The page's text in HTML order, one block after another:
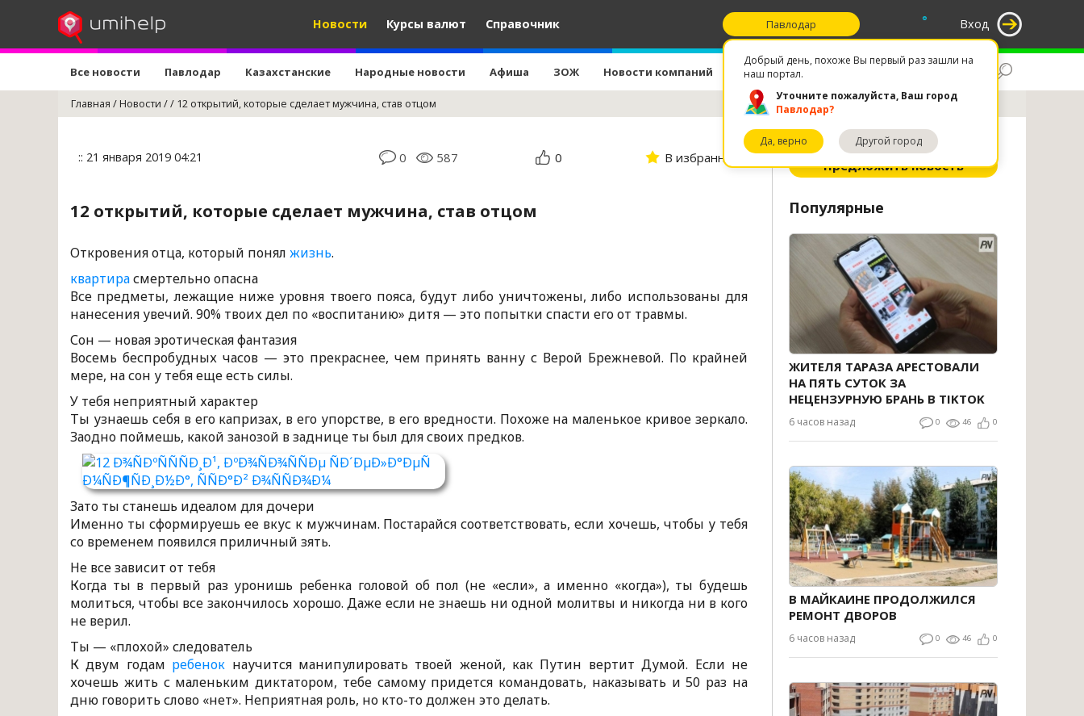
Новости Курсы валют Справочник Вход
°
Павлодар
Добрый день, похоже Вы первый раз зашли на
наш портал.
Уточните пожалуйста, Ваш город
Павлодар?
Да, верно Другой город
Все новости Павлодар Казахстанские Народные новости Афиша ЗОЖ Новости компаний Избранное
Главная /Новости // 12 открытий, которые сделает мужчина, став отцом
Предложить новость
Популярные
ЖИТЕЛЯ ТАРАЗА АРЕСТОВАЛИ
НА ПЯТЬ СУТОК ЗА
НЕЦЕНЗУРНУЮ БРАНЬ В TIKTOK
6 часов назад 0 46 0
В МАЙКАИНЕ ПРОДОЛЖИЛСЯ
РЕМОНТ ДВОРОВ
6 часов назад 0 46 0
:: 21 января 2019 04:21 0 587 0 В избранное
12 открытий, которые сделает мужчина, став отцом
Откровения отца, который понял жизнь.
квартирасмертельно опасна
Все предметы, лежащие ниже уровня твоего пояса, будут либо уничтожены, либо использованы для
нанесения увечий. 90% твоих дел по «воспитанию» дитя — это попытки спасти его от травмы.
Сон — новая эротическая фантазия
Восемь беспробудных часов — это прекраснее, чем принять ванну с Верой Брежневой. По крайней
мере, на сон у тебя еще есть силы.
У тебя неприятный характер
Ты узнаешь себя в его капризах, в его упорстве, в его вредности. Похоже на маленькое кривое зеркало.
Заодно поймешь, какой занозой в заднице ты был для своих предков.
Зато ты станешь идеалом для дочери
Именно ты сформируешь ее вкус к мужчинам. Постарайся соответствовать, если хочешь, чтобы у тебя
со временем появился приличный зять.
Не все зависит от тебя
Когда ты в первый раз уронишь ребенка головой об пол (не «если», а именно «когда»), ты будешь
молиться, чтобы все закончилось хорошо. Даже если не знаешь ни одной молитвы и никогда ни в кого
не верил.
Ты — «плохой» следователь
К двум годам ребенок научится манипулировать твоей женой, как Путин вертит Думой. Если не
хочешь жить с маленьким диктатором, тебе самому придется командовать, наказывать и 50 раз на
дню говорить слово «нет». Неприятная роль, но кто-то должен это делать.